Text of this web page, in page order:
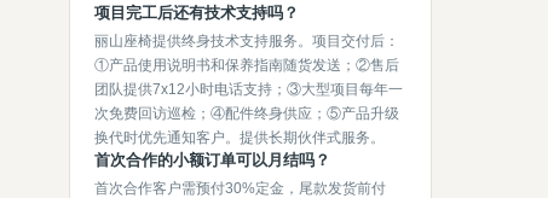
项目完工后还有技术支持吗？
丽山座椅提供终身技术支持服务。项目交付后：
①产品使用说明书和保养指南随货发送；②售后
团队提供7x12小时电话支持；③大型项目每年一
次免费回访巡检；④配件终身供应；⑤产品升级
换代时优先通知客户。提供长期伙伴式服务。
首次合作的小额订单可以月结吗？
首次合作客户需预付30%定金，尾款发货前付